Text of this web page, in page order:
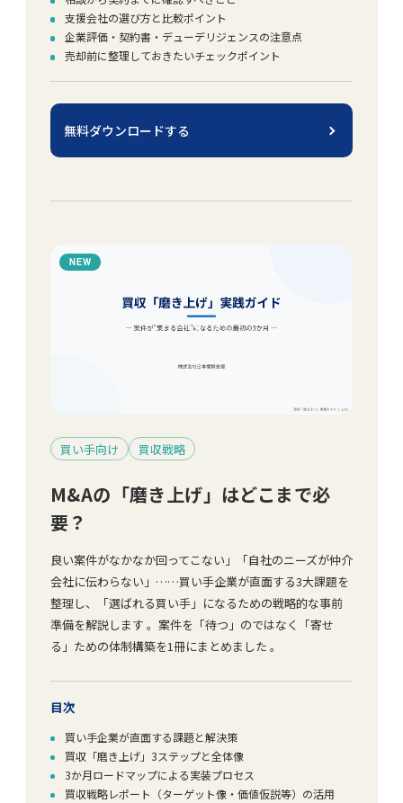
支援会社の選び方と比較ポイント
企業評価・契約書・デューデリジェンスの注意点
売却前に整理しておきたいチェックポイント
無料ダウンロードする
NEW
買い手向け 買収戦略
M&Aの「磨き上げ」はどこまで必
要？
良い案件がなかなか回ってこない」「自社のニーズが仲介
会社に伝わらない」……買い手企業が直面する3大課題を
整理し、「選ばれる買い手」になるための戦略的な事前
準備を解説します 。案件を「待つ」のではなく「寄せ
る」ための体制構築を1冊にまとめました 。
目次
買い手企業が直面する課題と解決策
買収「磨き上げ」3ステップと全体像
3か月ロードマップによる実装プロセス
買収戦略レポート（ターゲット像・価値仮説等）の活用